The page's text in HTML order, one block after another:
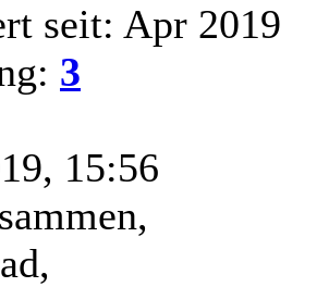
seit: Apr 2019
3
15:56